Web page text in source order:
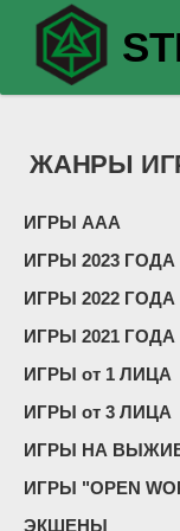
ЖАНРЫ
ИГРЫ ААА
ИГРЫ 2023 ГОДА
ИГРЫ 2022 ГОДА
ИГРЫ 2021 ГОДА
ИГРЫ от 1 ЛИЦА
ИГРЫ от 3 ЛИЦА
ИГРЫ НА
ИГРЫ "OPEN
ЭКШЕНЫ